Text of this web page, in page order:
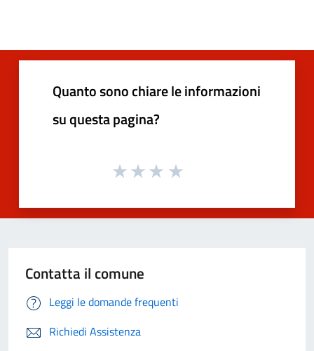
Quanto sono chiare le informazioni
su questa pagina?
Contatta il comune
Leggi le domande frequenti
Richiedi Assistenza